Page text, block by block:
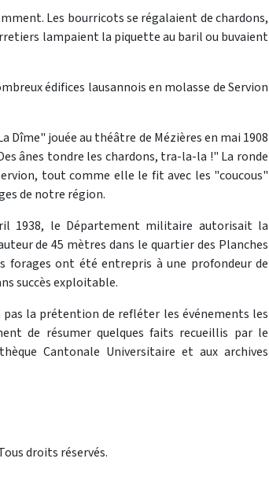
Les bourricots se régalaient de chardons,
lampaient la piquette au baril ou buvaient
édifices lausannois en molasse de Servion
Dîme" jouée au théâtre de Mézières en mai 1908
ânes tondre les chardons, tra-la-la !" La ronde
tout comme elle le fit avec les "coucous"
de notre région.
1938, le Département militaire autorisait la
de 45 mètres dans le quartier des Planches
forages ont été entrepris à une profondeur de
succès exploitable.
la prétention de refléter les événements les
de résumer quelques faits recueillis par le
Cantonale Universitaire et aux archives
droits réservés.